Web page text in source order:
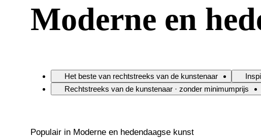
Moderne en
Het beste van rechtstreeks van de kunstenaar
Rechtstreeks van de kunstenaar · zonder minimumprijs
Populair in Moderne en hedendaagse kunst